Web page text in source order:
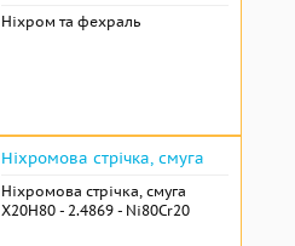
Ніхром та фехраль
Ніхромова стрічка, смуга
Ніхромова стрічка, смуга
Х20Н80 - 2.4869 - Ni80Cr20